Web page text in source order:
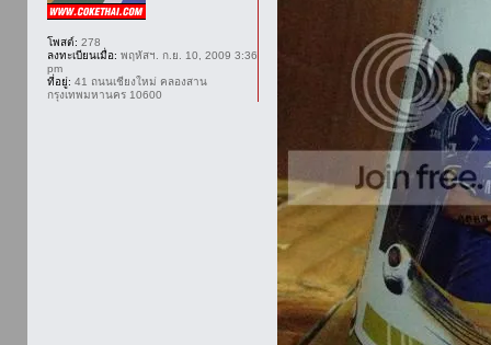
โพสต์: 278
ลงทะเบียนเมื่อ: พฤหัสฯ. ก.ย. 10, 2009 3:36
pm
ที่อยู่: 41 ถนนเชียงใหม่ คลองสาน
กรุงเทพมหานคร 10600